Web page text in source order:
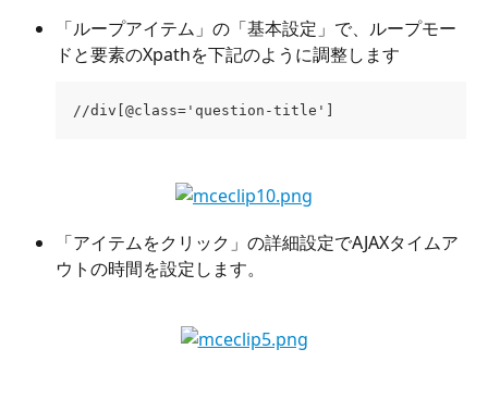
「ループアイテム」の「基本設定」で、ループモー
ドと要素のXpathを下記のように調整します
//div[@class='question-title']
「アイテムをクリック」の詳細設定でAJAXタイムア
ウトの時間を設定します。